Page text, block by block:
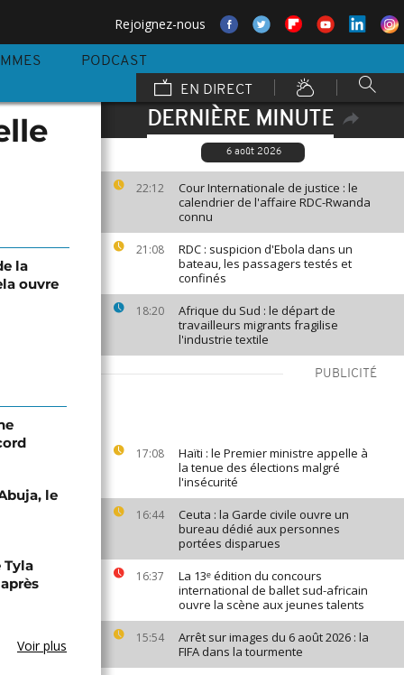
Rejoignez-nous
PODCAST
EN DIRECT
DERNIÈRE MINUTE
6 août 2026
22:12
Cour Internationale de justice : le
calendrier de l'affaire RDC-Rwanda
connu
21:08
RDC : suspicion d'Ebola dans un
bateau, les passagers testés et
confinés
18:20
Afrique du Sud : le départ de
travailleurs migrants fragilise
l'industrie textile
PUBLICITÉ
17:08
Haïti : le Premier ministre appelle à
la tenue des élections malgré
l'insécurité
16:44
Ceuta : la Garde civile ouvre un
bureau dédié aux personnes
portées disparues
16:37
La 13ᵉ édition du concours
international de ballet sud-africain
ouvre la scène aux jeunes talents
15:54
Arrêt sur images du 6 août 2026 : la
FIFA dans la tourmente
la
ouvre
le
Tyla
Voir plus